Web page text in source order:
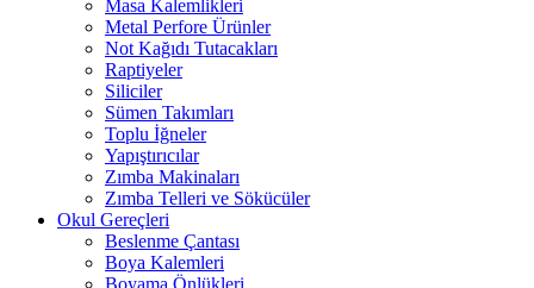
Masa Kalemlikleri
Metal Perfore Ürünler
Not Kağıdı Tutacakları
Raptiyeler
Siliciler
Sümen Takımları
Toplu İğneler
Yapıştırıcılar
Zımba Makinaları
Zımba Telleri ve Sökücüler
Okul Gereçleri
Beslenme Çantası
Boya Kalemleri
Boyama Önlükleri